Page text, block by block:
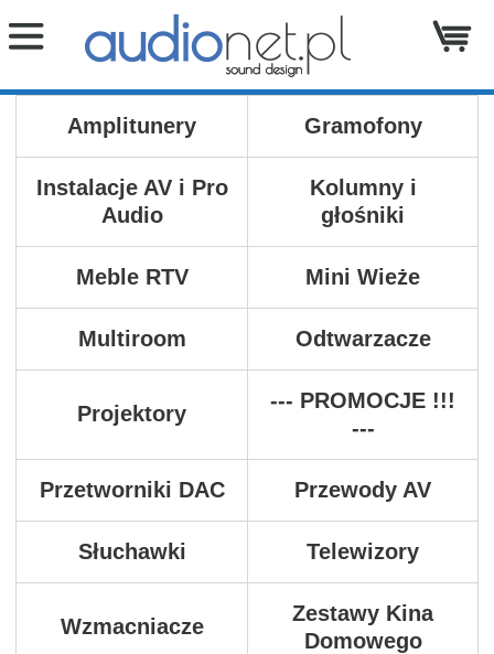
Amplitunery Gramofony
Instalacje AV i Pro
Audio
Kolumny i
głośniki
Meble RTV Mini Wieże
Multiroom Odtwarzacze
Projektory
--- PROMOCJE !!!
---
Przetworniki DAC Przewody AV
Słuchawki Telewizory
Wzmacniacze
Zestawy Kina
Domowego